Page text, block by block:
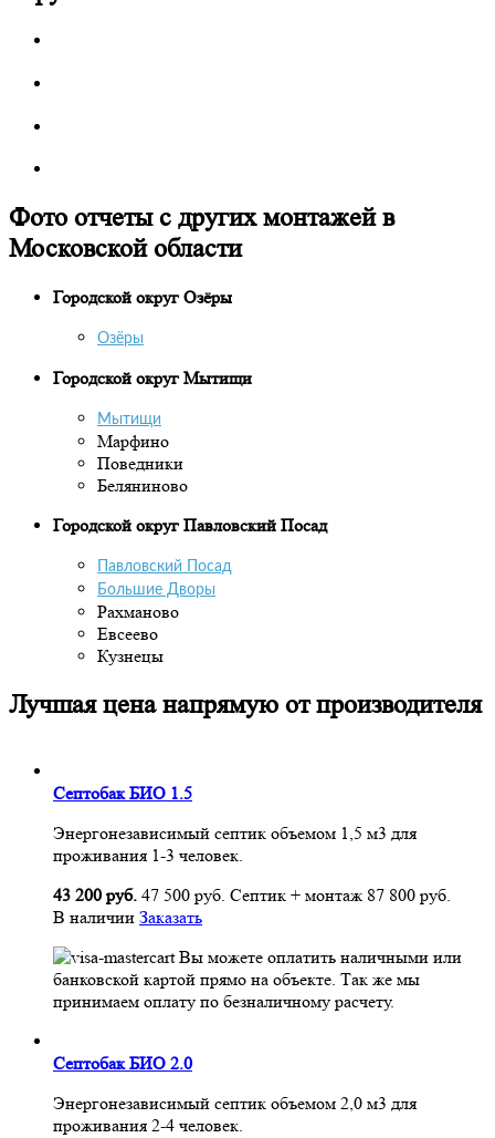
Фото отчеты с других монтажей в
Московской области
Городской округ Озёры
Озёры
Городской округ Мытищи
Мытищи
Марфино
Поведники
Беляниново
Городской округ Павловский Посад
Павловский Посад
Большие Дворы
Рахманово
Евсеево
Кузнецы
Лучшая цена напрямую от производителя
Септобак БИО 1.5
Энергонезависимый септик объемом 1,5 м3 для
проживания 1-3 человек.
43 200 руб. 47 500 руб. Септик + монтаж 87 800 руб.
В наличии Заказать
Вы можете оплатить наличными или
банковской картой прямо на объекте. Так же мы
принимаем оплату по безналичному расчету.
Септобак БИО 2.0
Энергонезависимый септик объемом 2,0 м3 для
проживания 2-4 человек.